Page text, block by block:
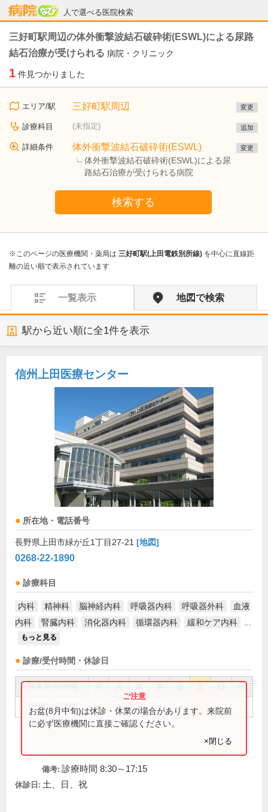
人で選べる医院検索
病院なび
三好町駅周辺の体外衝撃波結石破砕術(ESWL)による尿路
結石治療が受けられる 病院・クリニック
1 件見つかりました
エリア/駅 三好町駅周辺 変更
診療科目 (未指定) 追加
詳細条件 体外衝撃波結石破砕術(ESWL)
体外衝撃波結石破砕術(ESWL)による尿
路結石治療が受けられる病院
変更
検索する
※このページの医療機関・薬局は 三好町駅(上田電鉄別所線) を中心に直線距
離の近い順で表示されています
一覧表示 地図で検索
駅から近い順に全1件を表示
信州上田医療センター
所在地・電話番号
長野県上田市緑が丘1丁目27-21 [地図]
0268-22-1890
診療科目
内科 精神科 脳神経内科 呼吸器内科 呼吸器外科
血液
内科
腎臓内科 消化器内科 循環器内科 緩和ケア内科
もっと見る
診療/受付時間・休診日
祝
8:30～11:00 ● ● ● ● ●
お盆(8月中旬)は休診・休業の場合があります。来院前
に必ず医療機関に直接ご確認ください。
×閉じる
備考: 診療時間 8:30～17:15
休診日: 土、日、祝